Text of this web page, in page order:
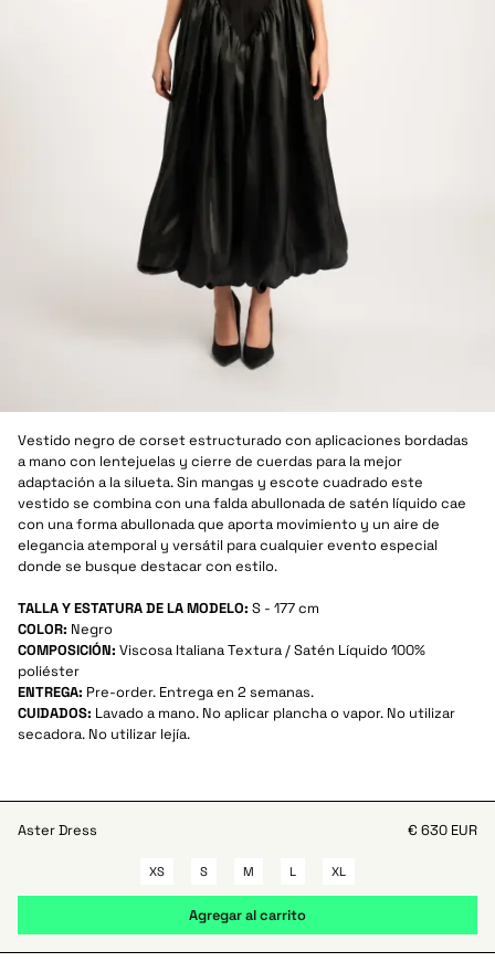
Vestido negro de corset estructurado con aplicaciones bordadas
a mano con lentejuelas y cierre de cuerdas para la mejor
adaptación a la silueta. Sin mangas y escote cuadrado este
vestido se combina con una falda abullonada de satén líquido cae
con una forma abullonada que aporta movimiento y un aire de
elegancia atemporal y versátil para cualquier evento especial
donde se busque destacar con estilo.
TALLA Y ESTATURA DE LA MODELO: S - 177 cm
COLOR: Negro
COMPOSICIÓN: Viscosa Italiana Textura / Satén Líquido 100%
poliéster
ENTREGA: Pre-order. Entrega en 2 semanas.
CUIDADOS: Lavado a mano. No aplicar plancha o vapor. No utilizar
secadora. No utilizar lejía.
Aster Dress € 630 EUR
XS S M L XL